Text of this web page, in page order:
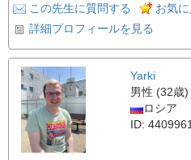
この先生に質問する
お気
詳細プロフィールを見る
Yarki
男性 (32歳)
ロシア
ID: